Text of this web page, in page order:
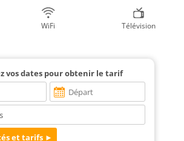
WiFi Télévision
vos dates pour obtenir le tarif